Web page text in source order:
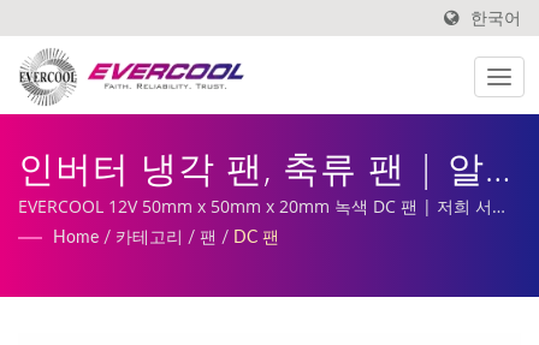
한국어
인버터 냉각 팬, 축류 팬 | 알
루미늄 압출 쿨러 제조업체 |
EVERCOOL 12V 50mm x 50mm x 20mm 녹색 DC 팬 | 저희 서비
스에는 맞춤형 DC 팬, 히트싱크 생산 및 제조가 포함됩니다.
Home / 카테고리 / 팬 / DC 팬